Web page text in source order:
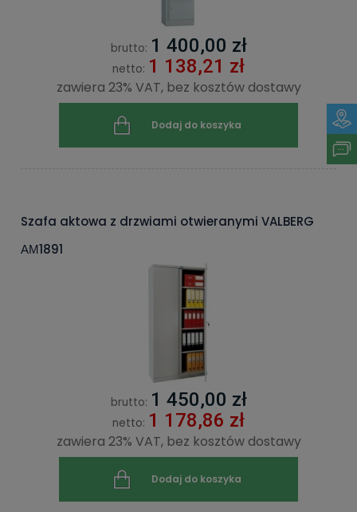
brutto: 1 400,00 zł
netto: 1 138,21 zł
zawiera 23% VAT, bez kosztów dostawy
Dodaj do koszyka
Szafa aktowa z drzwiami otwieranymi VALBERG
АМ1891
brutto: 1 450,00 zł
netto: 1 178,86 zł
zawiera 23% VAT, bez kosztów dostawy
Dodaj do koszyka